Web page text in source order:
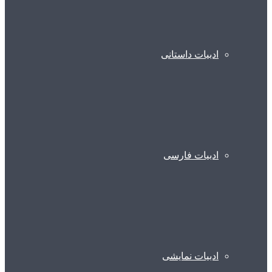
ادبیات داستانی
ادبیات فارسی
ادبیات نمایشی